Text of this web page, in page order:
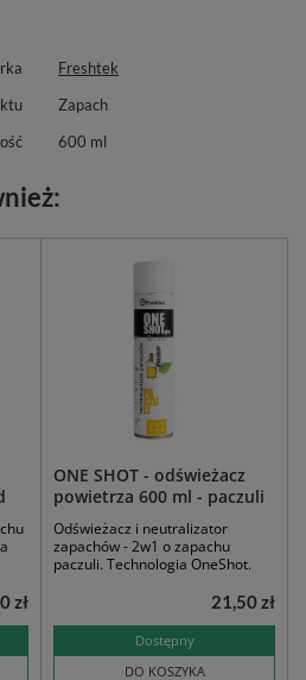
Freshtek
Zapach
600 ml
zł
ONE SHOT - odświeżacz
powietrza 600 ml - paczuli
Odświeżacz i neutralizator
zapachów - 2w1 o zapachu
paczuli. Technologia OneShot.
Dostępny
DO KOSZYKA
21,50 zł